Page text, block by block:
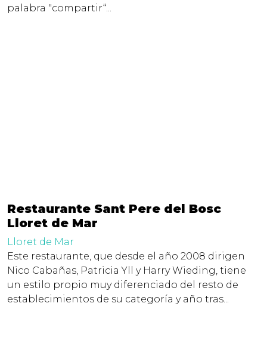
palabra "compartir“...
Restaurante Sant Pere del Bosc
Lloret de Mar
Lloret de Mar
Este restaurante, que desde el año 2008 dirigen
Nico Cabañas, Patricia Yll y Harry Wieding, tiene
un estilo propio muy diferenciado del resto de
establecimientos de su categoría y año tras...